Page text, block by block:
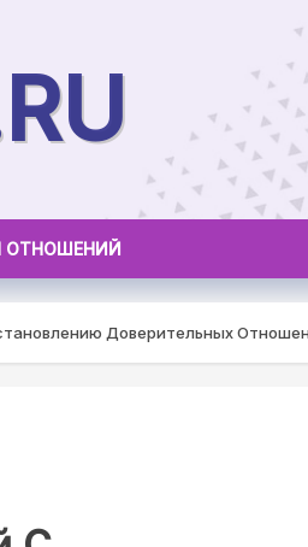
ОТНОШЕНИЙ
Доверительных